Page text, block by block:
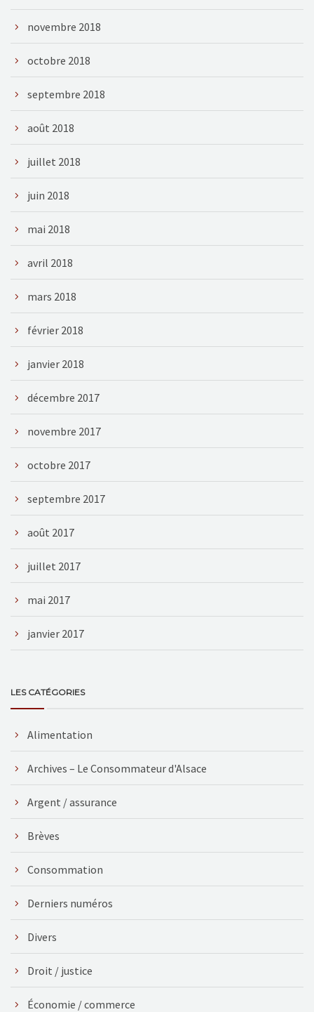
novembre 2018
octobre 2018
septembre 2018
août 2018
juillet 2018
juin 2018
mai 2018
avril 2018
mars 2018
février 2018
janvier 2018
décembre 2017
novembre 2017
octobre 2017
septembre 2017
août 2017
juillet 2017
mai 2017
janvier 2017
LES CATÉGORIES
Alimentation
Archives – Le Consommateur d'Alsace
Argent / assurance
Brèves
Consommation
Derniers numéros
Divers
Droit / justice
Économie / commerce